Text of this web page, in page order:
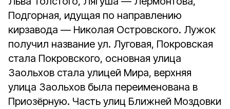
Подгорная, идущая по направлению
кирзавода — Николая Островского. Лужок
получил название ул. Луговая, Покровская
стала Покровского, основная улица
Заольхов стала улицей Мира, верхняя
улица Заольхов была переименована в
Приозёрную. Часть улиц Ближней Моздовки